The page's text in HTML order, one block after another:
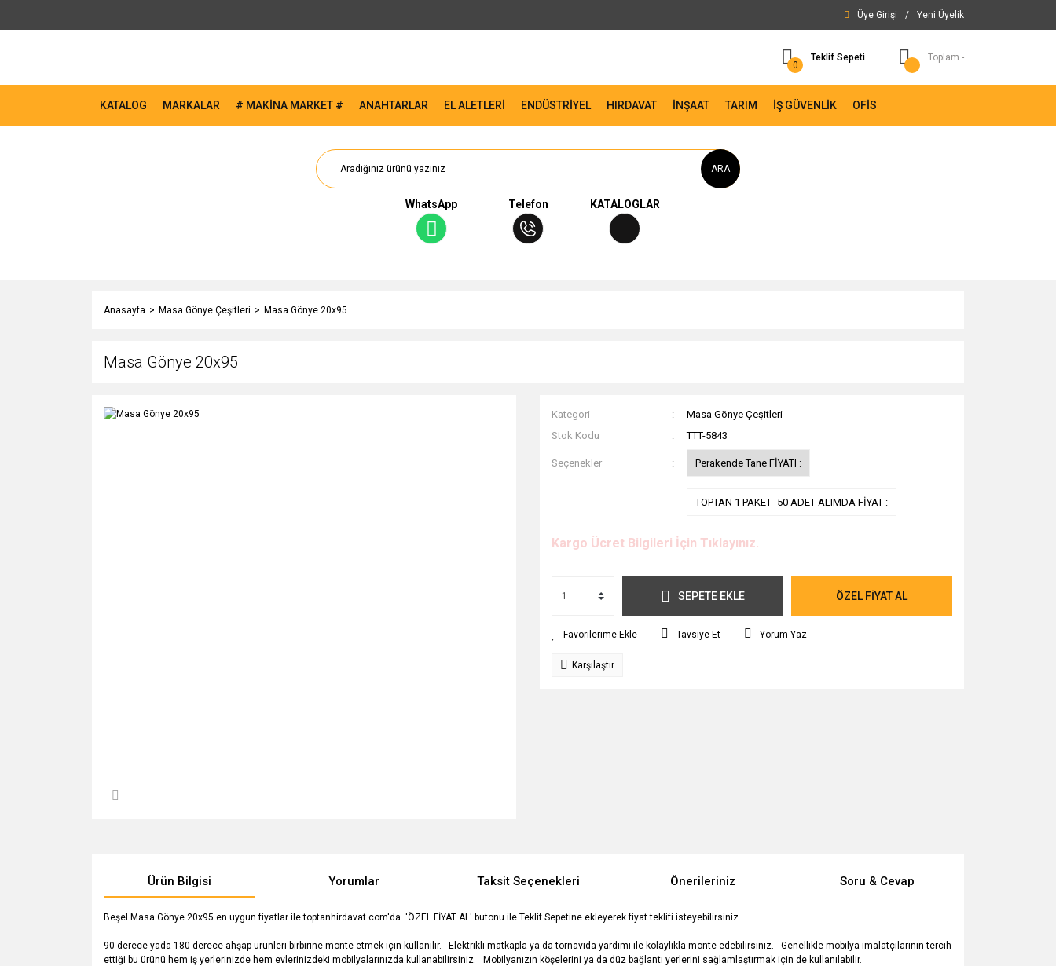
Üye Girişi / Yeni Üyelik
0
Teklif Sepeti Toplam -
KATALOG MARKALAR # MAKİNA MARKET # ANAHTARLAR EL ALETLERİ ENDÜSTRİYEL HIRDAVAT İNŞAAT TARIM İŞ GÜVENLİK OFİS
ARA
WhatsApp Telefon KATALOGLAR
Anasayfa Masa Gönye Çeşitleri Masa Gönye 20x95
Masa Gönye 20x95
Kategori
Masa Gönye Çeşitleri
Stok Kodu
TTT-5843
Seçenekler Perakende Tane FİYATI :
TOPTAN 1 PAKET -50 ADET ALIMDA FİYAT :
Kargo Ücret Bilgileri İçin Tıklayınız.
SEPETE EKLE ÖZEL FİYAT AL
Tavsiye Et Yorum Yaz
Karşılaştır
Ürün Bilgisi Yorumlar Taksit Seçenekleri Önerileriniz Soru & Cevap
Beşel Masa Gönye 20x95 en uygun fiyatlar ile toptanhirdavat.com'da. 'ÖZEL FİYAT AL' butonu ile Teklif Sepetine ekleyerek fiyat teklifi isteyebilirsiniz.
90 derece yada 180 derece ahşap ürünleri birbirine monte etmek için kullanılır. Elektrikli matkapla ya da tornavida yardımı ile kolaylıkla monte edebilirsiniz. Genellikle mobilya imalatçılarının tercih
ettiği bu ürünü hem iş yerlerinizde hem evlerinizdeki mobilyalarınızda kullanabilirsiniz. Mobilyanızın köşelerini ya da düz bağlantı yerlerini sağlamlaştırmak için de kullanılabilir.